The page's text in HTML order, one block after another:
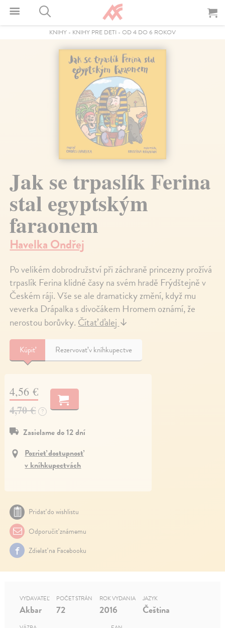
KNIHY - KNIHY PRE DETI - OD 4 DO 6 ROKOV
Jak se trpaslík Ferina
stal egyptským
faraonem
Havelka Ondřej
Po velikém dobrodružství při záchraně princezny prožívá
trpaslík Ferina klidné časy na svém hradě Frýdštejně v
Českém ráji. Vše se ale dramaticky změní, když mu
veverka Drápalka s divočákem Hromem oznámí, že
nerostou borůvky.Čítať ďalej↓
Kúpiť Rezervovať v kníhkupectve
4,56 €
4,70 €
?
Zasielame do 12 dní
Pozrieť dostupnosť
v kníhkupectvách
Pridať do wishlistu
Odporučiť známemu
Zdielať na Facebooku
VYDAVATEĽ
Akbar
POČET STRÁN
72
ROK VYDANIA
2016
JAZYK
Čeština